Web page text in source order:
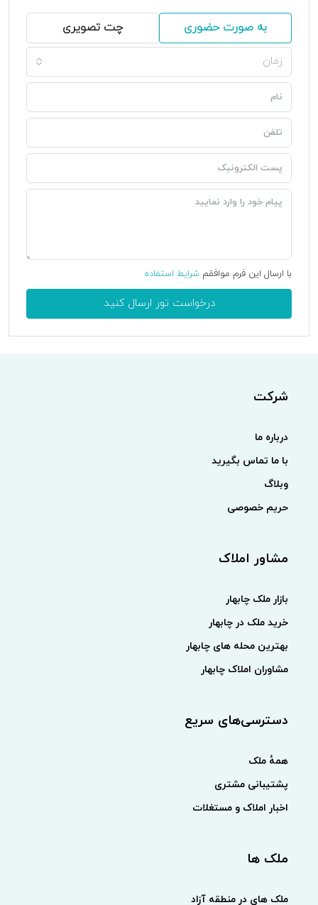
به صورت حضوری چت تصویری
زمان
با ارسال این فرم موافقم شرایط استفاده
درخواست تور ارسال کنید
شرکت
درباره ما
با ما تماس بگیرید
وبلاگ
حریم خصوصی
مشاور املاک
بازار ملک چابهار
خرید ملک در چابهار
بهترین محله های چابهار
مشاوران املاک چابهار
دسترسی‌های سریع
همهٔ ملک
پشتیبانی مشتری
اخبار املاک و مستغلات
ملک ها
ملک های در منطقه آزاد